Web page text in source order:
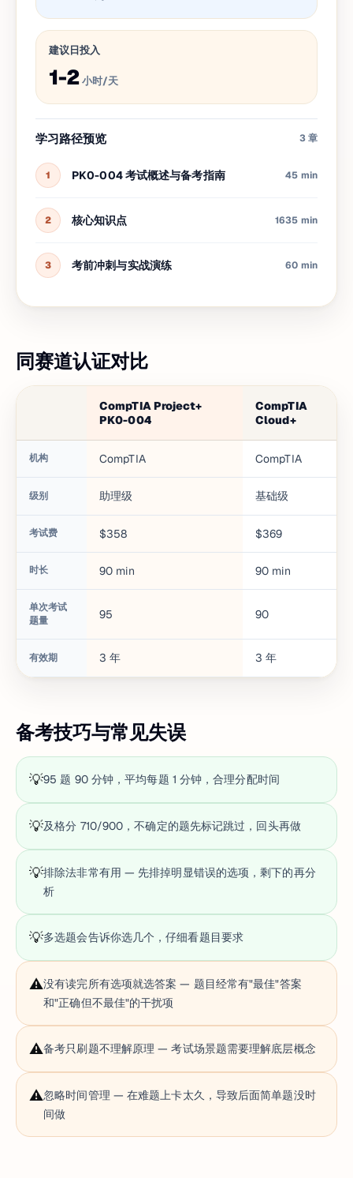
建议日投入
1-2小时/天
学习路径预览 3 章
1 PK0-004 考试概述与备考指南 45 min
2 核心知识点 1635 min
3 考前冲刺与实战演练 60 min
同赛道认证对比
CompTIA Project+
PK0-004
CompTIA
Cloud+
机构 CompTIA CompTIA
级别 助理级 基础级
考试费 $358 $369
时长 90 min 90 min
单次考试
题量
95 90
有效期 3 年 3 年
备考技巧与常见失误
💡95 题 90 分钟，平均每题 1 分钟，合理分配时间
💡及格分 710/900，不确定的题先标记跳过，回头再做
💡排除法非常有用 — 先排掉明显错误的选项，剩下的再分
析
💡多选题会告诉你选几个，仔细看题目要求
⚠️没有读完所有选项就选答案 — 题目经常有"最佳"答案
和"正确但不最佳"的干扰项
⚠️备考只刷题不理解原理 — 考试场景题需要理解底层概念
⚠️忽略时间管理 — 在难题上卡太久，导致后面简单题没时
间做